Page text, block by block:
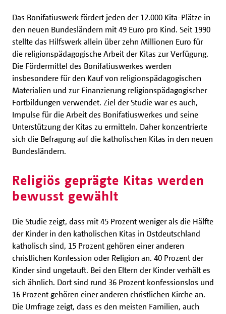
Das Bonifatiuswerk fördert jeden der 12.000 Kita-Plätze in
den neuen Bundesländern mit 49 Euro pro Kind. Seit 1990
stellte das Hilfswerk allein über zehn Millionen Euro für
die religionspädagogische Arbeit der Kitas zur Verfügung.
Die Fördermittel des Bonifatiuswerkes werden
insbesondere für den Kauf von religionspädagogischen
Materialien und zur Finanzierung religionspädagogischer
Fortbildungen verwendet. Ziel der Studie war es auch,
Impulse für die Arbeit des Bonifatiuswerkes und seine
Unterstützung der Kitas zu ermitteln. Daher konzentrierte
sich die Befragung auf die katholischen Kitas in den neuen
Bundesländern.
Religiös geprägte Kitas werden
bewusst gewählt
Die Studie zeigt, dass mit 45 Prozent weniger als die Hälfte
der Kinder in den katholischen Kitas in Ostdeutschland
katholisch sind, 15 Prozent gehören einer anderen
christlichen Konfession oder Religion an. 40 Prozent der
Kinder sind ungetauft. Bei den Eltern der Kinder verhält es
sich ähnlich. Dort sind rund 36 Prozent konfessionslos und
16 Prozent gehören einer anderen christlichen Kirche an.
Die Umfrage zeigt, dass es den meisten Familien, auch